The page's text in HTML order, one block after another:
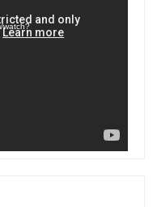
watch?